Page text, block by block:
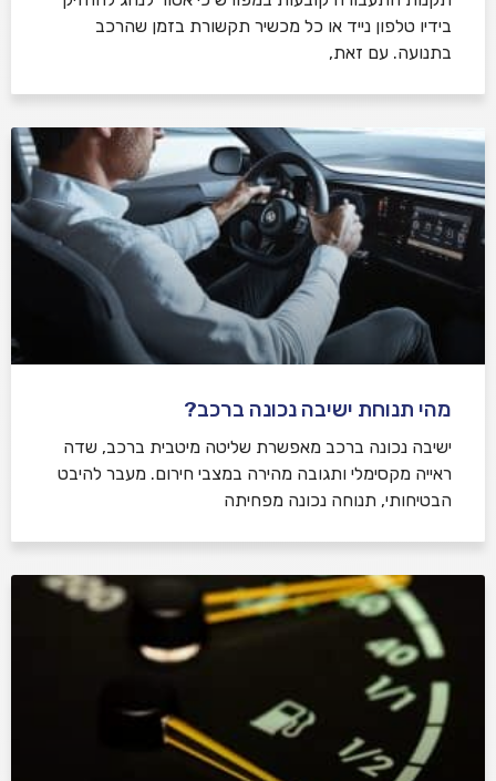
בידיו טלפון נייד או כל מכשיר תקשורת בזמן שהרכב
בתנועה. עם זאת,
מהי תנוחת ישיבה נכונה ברכב?
ישיבה נכונה ברכב מאפשרת שליטה מיטבית ברכב, שדה
ראייה מקסימלי ותגובה מהירה במצבי חירום. מעבר להיבט
הבטיחותי, תנוחה נכונה מפחיתה